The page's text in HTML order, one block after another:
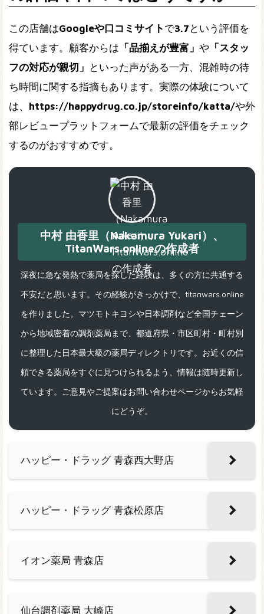
この店舗はGoogleや口コミサイト で3.7 という評価を
得ています。顧客からは 「品揃えが豊富」 や 「スタッ
フの対応が親切」 といった声がある一方、混雑時の待
ち時間に関する指摘もあります。実際の体験について
は、 https://happydrug.co.jp/storeinfo/katta/や外
部レビュープラットフォームで最新の評価をチェック
するのがおすすめです。
中村 由香里（Nakamura Yukari）、
TitanWars.onlineの作成者
深夜に急な発熱で薬局を探した経験は、多くの方に共通する
不安だと思います。その経験がきっかけで、titanwars.online
を作りました。マツモトキヨシや日本調剤など全国チェーン
から地域密着の調剤薬局まで、都道府県・市区町村・町村別
に整理した日本最大級の薬局ディレクトリです。お近くの信
頼できる薬局をすぐに見つけられるよう、情報は随時更新し
ています。ご意見やご提案はお問い合わせページからお気軽
にどうぞ。
ハッピー・ドラッグ 青森西大野店
ハッピー・ドラッグ 青森松原店
イオン薬局 青森店
仙台調剤薬局 大崎店